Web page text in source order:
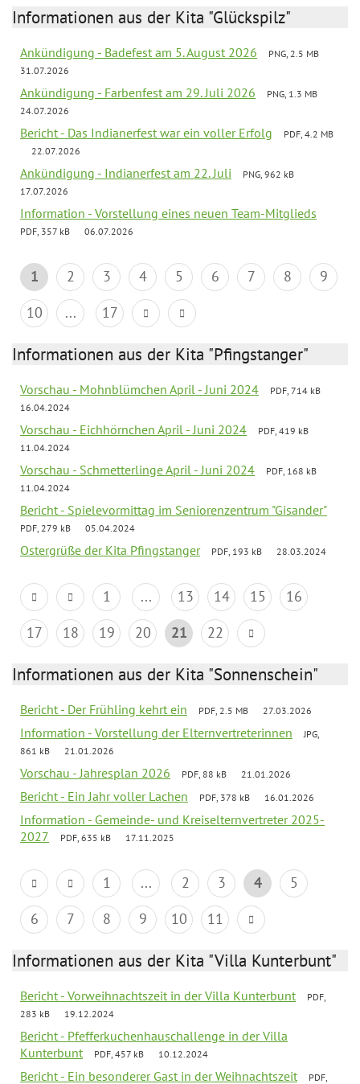
Informationen aus der Kita "Glückspilz"
Ankündigung - Badefest am 5. August 2026
PNG, 2.5 MB
31.07.2026
Ankündigung - Farbenfest am 29. Juli 2026
PNG, 1.3 MB
24.07.2026
Bericht - Das Indianerfest war ein voller Erfolg
PDF, 4.2 MB
22.07.2026
Ankündigung - Indianerfest am 22. Juli
PNG, 962 kB
17.07.2026
Information - Vorstellung eines neuen Team-Mitglieds
PDF, 357 kB 06.07.2026
1 2 3 4 5 6 7 8
9
10
... 17
Informationen aus der Kita "Pfingstanger"
Vorschau - Mohnblümchen April - Juni 2024
PDF, 714 kB
16.04.2024
Vorschau - Eichhörnchen April - Juni 2024
PDF, 419 kB
11.04.2024
Vorschau - Schmetterlinge April - Juni 2024
PDF, 168 kB
11.04.2024
Bericht - Spielevormittag im Seniorenzentrum "Gisander"
PDF, 279 kB 05.04.2024
Ostergrüße der Kita Pfingstanger PDF, 193 kB 28.03.2024
1 ... 13 14 15
16
17
18 19 20 21 22
Informationen aus der Kita "Sonnenschein"
Bericht - Der Frühling kehrt ein PDF, 2.5 MB 27.03.2026
Information - Vorstellung der Elternvertreterinnen
JPG,
861 kB
21.01.2026
Vorschau - Jahresplan 2026 PDF, 88 kB 21.01.2026
Bericht - Ein Jahr voller Lachen PDF, 378 kB 16.01.2026
Information - Gemeinde- und Kreiselternvertreter 2025-
2027
PDF, 635 kB 17.11.2025
1 ... 2 3 4
5
6
7 8 9 10 11
Informationen aus der Kita "Villa Kunterbunt"
Bericht - Vorweihnachtszeit in der Villa Kunterbunt
PDF,
283 kB
19.12.2024
Bericht - Pfefferkuchenhauschallenge in der Villa
Kunterbunt
PDF, 457 kB 10.12.2024
Bericht - Ein besonderer Gast in der Weihnachtszeit PDF,